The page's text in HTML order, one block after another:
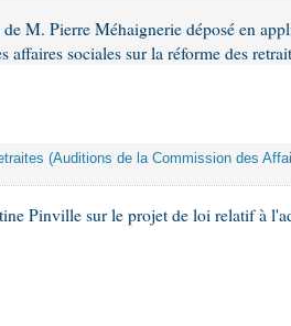
M. Pierre Méhaignerie déposé en
affaires sociales sur la réforme des
(Auditions de la Commission des
Pinville sur le projet de loi relatif à